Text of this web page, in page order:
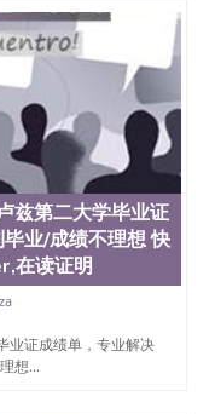
San Jose State
San Jose State
San Jose State
San Jose State
San Jose State
凭（San Jose
San Jose State
State
Jose State
State
Jose State
Jose State
（San Jose
历（ San Jose
历（San Jose
历（San Jose
（San Jose
兹第二大学毕业证
业/成绩不理想 快
在读证明
业证成绩单，专业解决
想...